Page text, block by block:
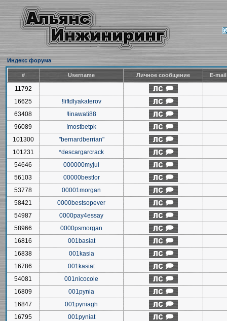
Индекс форума
# Username Личное сообщение E-
11792
16625
!liftdlyakaterov
63408
!linawati88
96089
!mostbetpk
101300
"bernardberrian"
101231
*descargarcrack
54646
000000myjul
56103
00000bestlor
53778
00001morgan
58421
0000bestsopever
54987
0000pay4essay
58966
0000psmorgan
16816
001basiat
16838
001kasia
16786
001kasiat
54081
001nicocole
16809
001pynia
16847
001pyniagh
16795
001pyniat